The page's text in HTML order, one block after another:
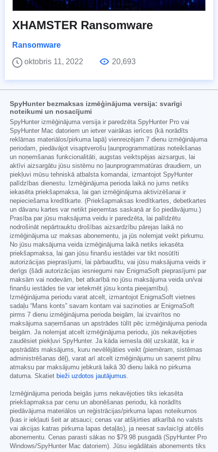
XHAMSTER Ransomware
Ransomware
oktobris 11, 2022
20,693
SpyHunter bezmaksas izmēģinājuma versija: svarīgi
noteikumi un nosacījumi
SpyHunter izmēģinājuma versija ir paredzēta SpyHunter Pro vai
SpyHunter Mac datoriem un ietver vairākas ierīces (kā norādīts
reklāmas materiālos/pirkuma lapā) vienreizējam 7 dienu izmēģinājuma
periodam, piedāvājot visaptverošu ļaunprogrammatūras noteikšanas
un noņemšanas funkcionalitāti, augstas veiktspējas aizsargus, lai
aktīvi aizsargātu jūsu sistēmu no ļaunprogrammatūras draudiem, un
piekļuvi mūsu tehniskā atbalsta komandai, izmantojot SpyHunter
palīdzības dienestu. Izmēģinājuma perioda laikā no jums netiks
iekasēta priekšapmaksa, lai gan izmēģinājuma aktivizēšanai ir
nepieciešama kredītkarte. (Priekšapmaksas kredītkartes, debetkartes
un dāvanu kartes var netikt pieņemtas saskaņā ar šo piedāvājumu.)
Prasība par jūsu maksājuma veidu ir paredzēta, lai palīdzētu
nodrošināt nepārtrauktu drošības aizsardzību pārejas laikā no
izmēģinājuma uz maksas abonementu, ja jūs nolemjat veikt pirkumu.
No jūsu maksājuma veida izmēģinājuma laikā netiks iekasēta
priekšapmaksa, lai gan jūsu finanšu iestādei var tikt nosūtīti
autorizācijas pieprasījumi, lai pārbaudītu, vai jūsu maksājuma veids ir
derīgs (šādi autorizācijas iesniegumi nav EnigmaSoft pieprasījumi par
maksām vai nodevām, bet atkarībā no jūsu maksājuma veida un/vai
finanšu iestādes tie var ietekmēt jūsu konta pieejamību).
Izmēģinājuma periodu varat atcelt, izmantojot EnigmaSoft vietnes
sadaļu “Mans konts” savam kontam vai sazinoties ar EnigmaSoft
pirms 7 dienu izmēģinājuma perioda beigām, lai izvairītos no
maksājuma saņemšanas un apstrādes tūlīt pēc izmēģinājuma perioda
beigām. Ja nolemjat atcelt izmēģinājuma periodu, jūs nekavējoties
zaudēsiet piekļuvi SpyHunter. Ja kāda iemesla dēļ uzskatāt, ka ir
apstrādāts maksājums, kuru nevēlējāties veikt (piemēram, sistēmas
administrēšanas dēļ), varat arī atcelt izmēģinājumu un saņemt pilnu
atmaksu par maksājumu jebkurā laikā 30 dienu laikā no pirkuma
datuma. Skatiet bieži uzdotos jautājumus.
Izmēģinājuma perioda beigās jums nekavējoties tiks iekasēta
priekšapmaksa par cenu un abonēšanas periodu, kā norādīts
piedāvājuma materiālos un reģistrācijas/pirkuma lapas noteikumos
(kas ir iekļauti šeit ar atsauci; cenas var atšķirties atkarībā no valsts
vai akcijas katras pirkuma lapas detaļās), ja neesat savlaicīgi atcēlis
abonementu. Cenas parasti sākas no $79.98 pusgadā (SpyHunter Pro
Windows/SpyHunter Mac datoriem). Jūsu iegādātais abonements tiks